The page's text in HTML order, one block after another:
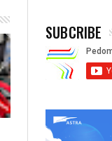
SUBCRIBE